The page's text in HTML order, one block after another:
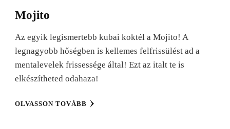
Mojito
Az egyik legismertebb kubai koktél a Mojito! A
legnagyobb hőségben is kellemes felfrissülést ad a
mentalevelek frissessége által! Ezt az italt te is
elkészítheted odahaza!
OLVASSON TOVÁBB